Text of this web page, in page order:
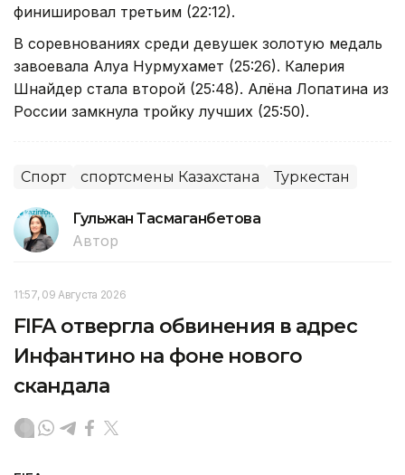
финишировал третьим (22:12).
В соревнованиях среди девушек золотую медаль
завоевала Алуа Нурмухамет (25:26). Калерия
Шнайдер стала второй (25:48). Алёна Лопатина из
России замкнула тройку лучших (25:50).
Спорт спортсмены Казахстана Туркестан
Гульжан Тасмаганбетова
Автор
11:57, 09 Августа 2026
FIFA отвергла обвинения в адрес
Инфантино на фоне нового
скандала